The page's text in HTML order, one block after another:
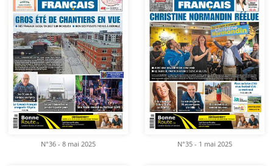
N°36 - 8 mai 2025 N°35 - 1 mai 2025